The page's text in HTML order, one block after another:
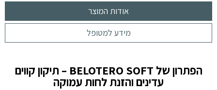
אודות המוצר
מידע למטופל
הפתרון של BELOTERO SOFT – תיקון קווים
עדינים והזנת לחות עמוקה